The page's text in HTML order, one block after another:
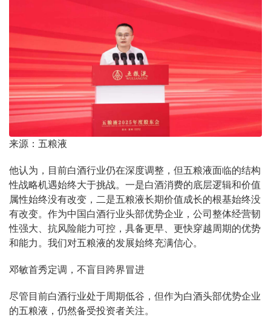
来源：五粮液
他认为，目前白酒行业仍在深度调整，但五粮液面临的结构
性战略机遇始终大于挑战。一是白酒消费的底层逻辑和价值
属性始终没有改变，二是五粮液长期价值成长的根基始终没
有改变。作为中国白酒行业头部优势企业，公司整体经营韧
性强大、抗风险能力可控，具备更早、更快穿越周期的优势
和能力。我们对五粮液的发展始终充满信心。
邓敏首秀定调，不盲目跨界冒进
尽管目前白酒行业处于周期低谷，但作为白酒头部优势企业
的五粮液，仍然备受投资者关注。